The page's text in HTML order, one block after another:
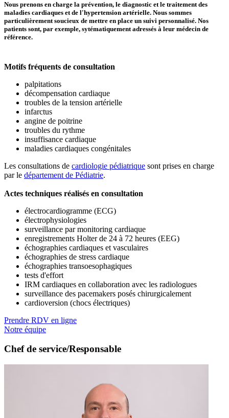
Nous prenons en charge la prévention, le diagnostic et le traitement des
maladies cardiaques et de l'hypertension artérielle. Nous sommes
particulièrement soucieux de mettre en place un suivi personnalisé. Nos
patients sont, par exemple, sytématiquement adressés à leur médecin de
référence.
Motifs fréquents de consultation
palpitations
décompensation cardiaque
troubles de la tension artérielle
infarctus
angine de poitrine
troubles du rythme
insuffisance cardiaque
maladies cardiaques congénitales
Les consultations de cardiologie pédiatrique sont prises en charge
par le département de Pédiatrie.
Actes techniques réalisés en consultation
électrocardiogramme (ECG)
électrophysiologies
surveillance par monitoring cardiaque
enregistrements Holter de 24 à 72 heures (EEG)
échographies cardiaques et vasculaires
échographies de stress cardiaque
échographies transoesophagiques
tests d'effort
IRM cardiaques en collaboration avec les radiologues
surveillance des pacemakers posés chirurgicalement
cardioversion (chocs électriques)
Prendre RDV en ligne
Notre équipe
Chef de service/Responsable